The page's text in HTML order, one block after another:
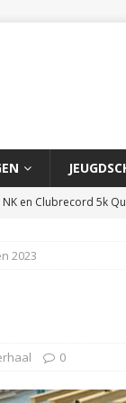
en Clubrecord 5k
1500m Meike
op de 700m: Meike
2023
0